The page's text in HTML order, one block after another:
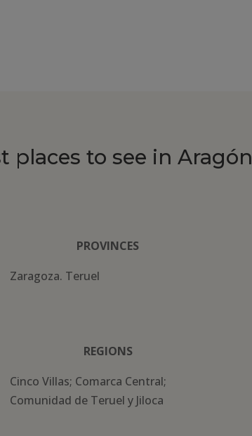
places to see in Aragón
PROVINCES
Zaragoza. Teruel
REGIONS
Cinco Villas; Comarca Central;
Comunidad de Teruel y Jiloca